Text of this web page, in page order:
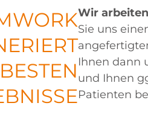
Wir
Sie uns
Ihnen dann
und Ihnen
Patienten